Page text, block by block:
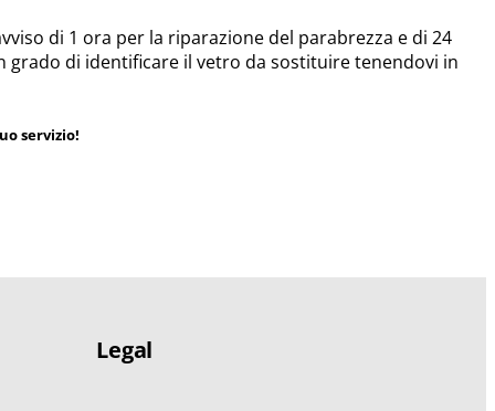
di 1 ora per la riparazione del parabrezza e di 24
di identificare il vetro da sostituire tenendovi in
servizio!
Legal